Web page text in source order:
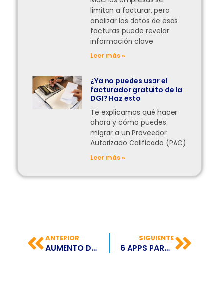
limitan a facturar, pero
analizar los datos de esas
facturas puede revelar
información clave
Leer más »
¿Ya no puedes usar el
facturador gratuito de la
DGI? Haz esto
Te explicamos qué hacer
ahora y cómo puedes
migrar a un Proveedor
Autorizado Calificado (PAC)
Leer más »
ANTERIOR
AUMENTO DE LOS PAGOS MÓVILES A NIVEL MUNDIAL
SIGUIENTE
6 APPS PARA EMPRENDEDORES PARA SER MÁS PRODUCTIVO EN EL TRABAJO